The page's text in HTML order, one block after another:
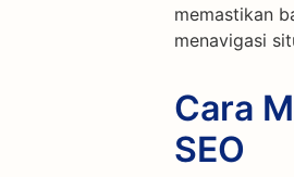
memastikan
menavigasi
Cara
SEO